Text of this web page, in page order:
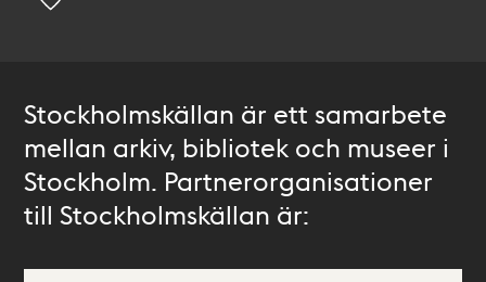
Stockholmskällan är ett samarbete
mellan arkiv, bibliotek och museer i
Stockholm. Partnerorganisationer
till Stockholmskällan är: